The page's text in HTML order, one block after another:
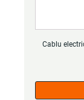
Cablu